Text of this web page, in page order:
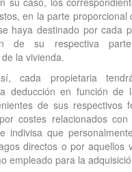
en la parte proporcional
haya destinado por cada
de su respectiva
la vivienda.
cada propietaria
deducción en función de
de sus respectivos
costes relacionados con
indivisa que
directos o por aquellos
empleado para la